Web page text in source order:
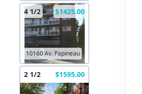
4 1/2 $1425.00
10160 Av. Papineau
2 1/2 $1595.00